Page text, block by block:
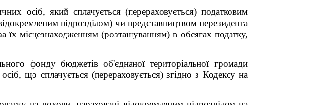
осіб, який сплачується (перераховується) податковим
підрозділом) чи представництвом нерезидента
їх місцезнаходженням (розташуванням) в обсягах податку,
фонду бюджетів об'єднаної територіальної громади
що сплачується (перераховується) згідно з Кодексу на